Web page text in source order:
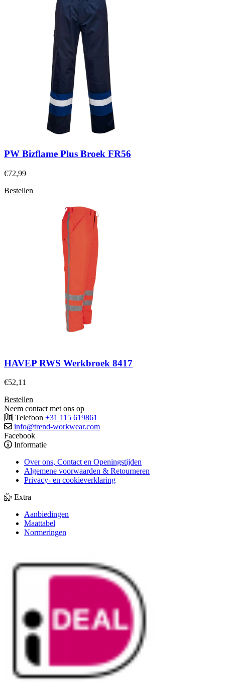
PW Bizflame Plus Broek FR56
€72,99
Bestellen
HAVEP RWS Werkbroek 8417
€52,11
Bestellen
Neem contact met ons op
Telefoon +31 115 619861
info@trend-workwear.com
Facebook
Informatie
Over ons, Contact en Openingstijden
Algemene voorwaarden & Retourneren
Privacy- en cookieverklaring
Extra
Aanbiedingen
Maattabel
Normeringen